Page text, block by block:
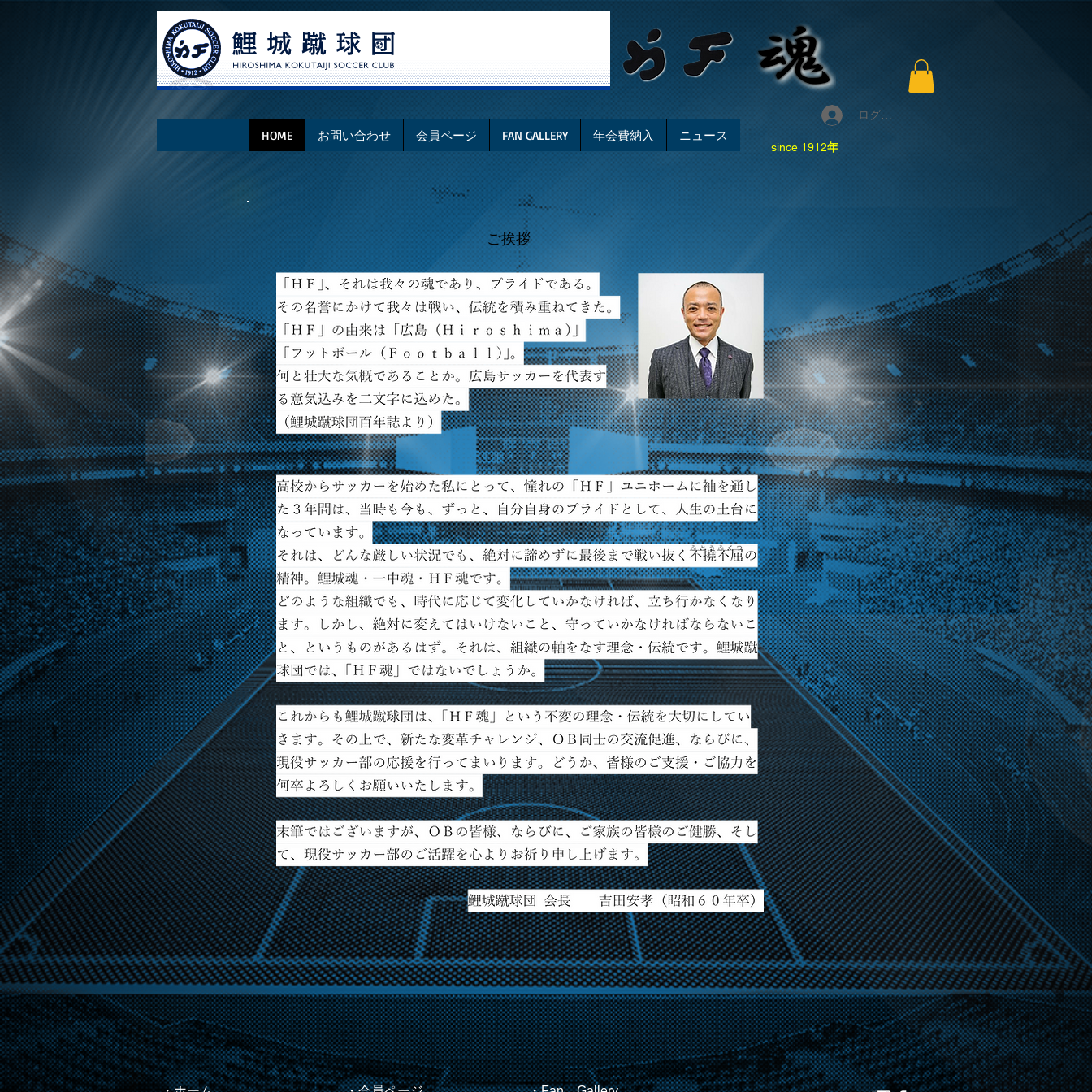
HOME お問い合わせ 会員ページ FAN GALLERY 年会費納入 ニュース
ログイン
since 1912年
​ご挨拶